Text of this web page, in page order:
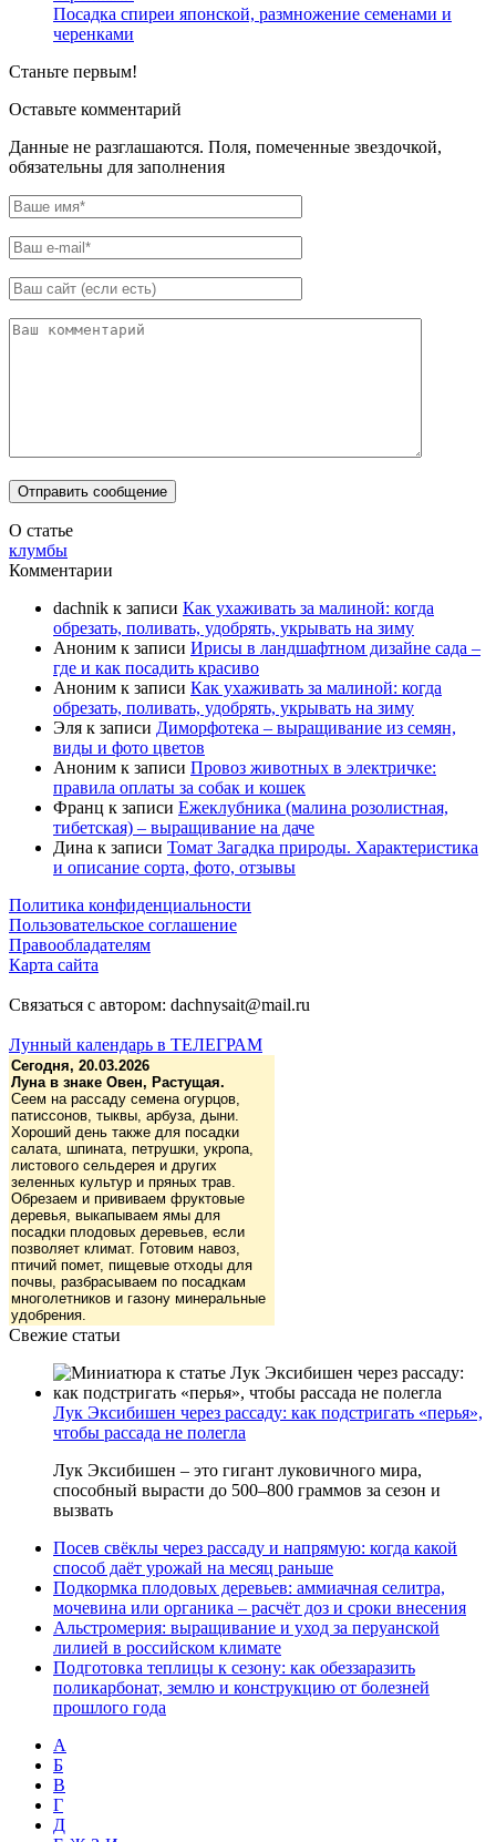
Посадка спиреи японской, размножение семенами и
черенками
Станьте первым!
Оставьте комментарий
Данные не разглашаются. Поля, помеченные звездочкой,
обязательны для заполнения
О статье
клумбы
Комментарии
dachnik к записи Как ухаживать за малиной: когда
обрезать, поливать, удобрять, укрывать на зиму
Аноним к записи Ирисы в ландшафтном дизайне сада –
где и как посадить красиво
Аноним к записи Как ухаживать за малиной: когда
обрезать, поливать, удобрять, укрывать на зиму
Эля к записи Диморфотека – выращивание из семян,
виды и фото цветов
Аноним к записи Провоз животных в электричке:
правила оплаты за собак и кошек
Франц к записи Ежеклубника (малина розолистная,
тибетская) – выращивание на даче
Дина к записи Томат Загадка природы. Характеристика
и описание сорта, фото, отзывы
Политика конфиденциальности
Пользовательское соглашение
Правообладателям
Карта сайта
Связаться с автором: dachnysait@mail.ru
Лунный календарь в ТЕЛЕГРАМ
Сегодня, 20.03.2026
Луна в знаке Овен, Растущая.
Сеем на рассаду семена огурцов,
патиссонов, тыквы, арбуза, дыни.
Хороший день также для посадки
салата, шпината, петрушки, укропа,
листового сельдерея и других
зеленных культур и пряных трав.
Обрезаем и прививаем фруктовые
деревья, выкапываем ямы для
посадки плодовых деревьев, если
позволяет климат. Готовим навоз,
птичий помет, пищевые отходы для
почвы, разбрасываем по посадкам
многолетников и газону минеральные
удобрения.
Свежие статьи
Лук Эксибишен через рассаду: как подстригать «перья»,
чтобы рассада не полегла
Лук Эксибишен – это гигант луковичного мира,
способный вырасти до 500–800 граммов за сезон и
вызвать
Посев свёклы через рассаду и напрямую: когда какой
способ даёт урожай на месяц раньше
Подкормка плодовых деревьев: аммиачная селитра,
мочевина или органика – расчёт доз и сроки внесения
Альстромерия: выращивание и уход за перуанской
лилией в российском климате
Подготовка теплицы к сезону: как обеззаразить
поликарбонат, землю и конструкцию от болезней
прошлого года
А
Б
В
Г
Д